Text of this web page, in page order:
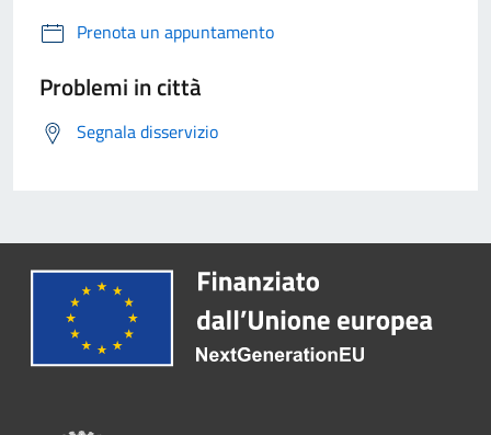
Prenota un appuntamento
Problemi in città
Segnala disservizio